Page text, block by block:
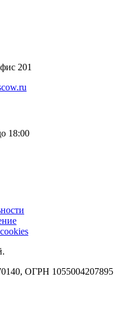
201
18:00
ОГРН 1055004207895